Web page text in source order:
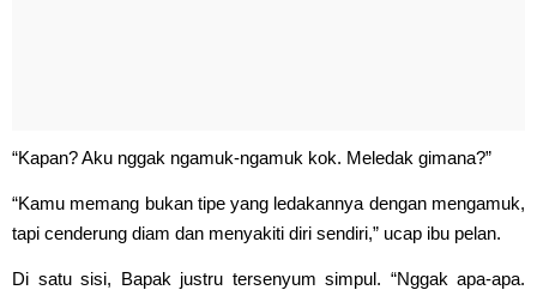
“Kapan? Aku nggak ngamuk-ngamuk kok. Meledak gimana?”
“Kamu memang bukan tipe yang ledakannya dengan mengamuk,
tapi cenderung diam dan menyakiti diri sendiri,” ucap ibu pelan.
Di satu sisi, Bapak justru tersenyum simpul. “Nggak apa-apa.